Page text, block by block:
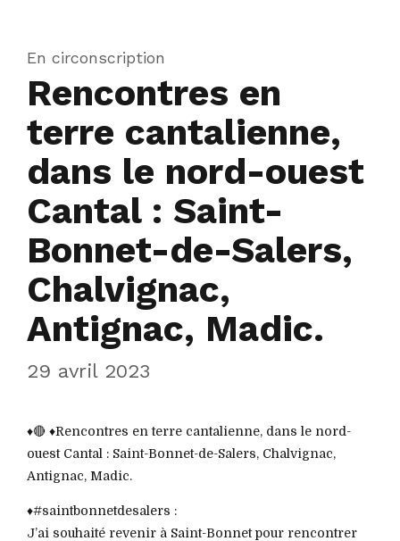
En circonscription
Rencontres en
terre cantalienne,
dans le nord-ouest
Cantal : Saint-
Bonnet-de-Salers,
Chalvignac,
Antignac, Madic.
29 avril 2023
♦️🔴 ♦️Rencontres en terre cantalienne, dans le nord-
ouest Cantal : Saint-Bonnet-de-Salers, Chalvignac,
Antignac, Madic.
♦️#saintbonnetdesalers :
J’ai souhaité revenir à Saint-Bonnet pour rencontrer